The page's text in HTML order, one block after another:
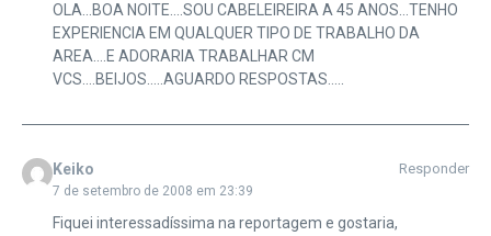
OLA…BOA NOITE….SOU CABELEIREIRA A 45 ANOS…TENHO
EXPERIENCIA EM QUALQUER TIPO DE TRABALHO DA
AREA….E ADORARIA TRABALHAR CM
VCS….BEIJOS…..AGUARDO RESPOSTAS…..
Keiko
7 de setembro de 2008 em 23:39
Responder
Fiquei interessadíssima na reportagem e gostaria,